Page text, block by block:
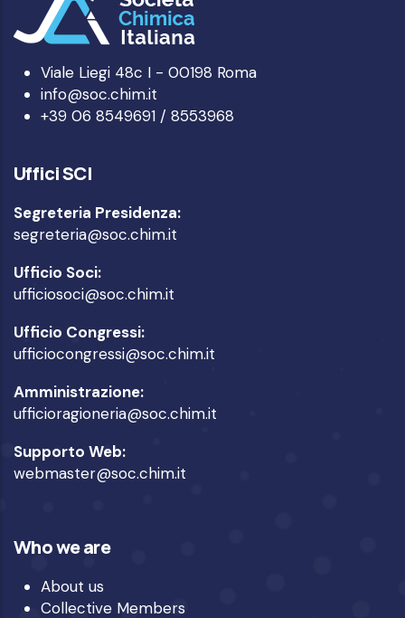
Viale Liegi 48c I - 00198 Roma
info@soc.chim.it
+39 06 8549691 / 8553968
Uffici SCI
Segreteria Presidenza:
segreteria@soc.chim.it
Ufficio Soci:
ufficiosoci@soc.chim.it
Ufficio Congressi:
ufficiocongressi@soc.chim.it
Amministrazione:
ufficioragioneria@soc.chim.it
Supporto Web:
webmaster@soc.chim.it
Who we are
About us
Collective Members